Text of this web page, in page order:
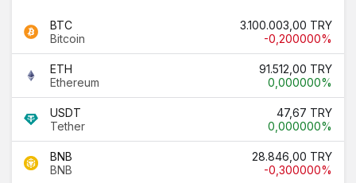
BTC
Bitcoin
3.100.003,00 TRY
-0,200000%
ETH
Ethereum
91.512,00 TRY
0,000000%
USDT
Tether
47,67 TRY
0,000000%
BNB
BNB
28.846,00 TRY
-0,300000%